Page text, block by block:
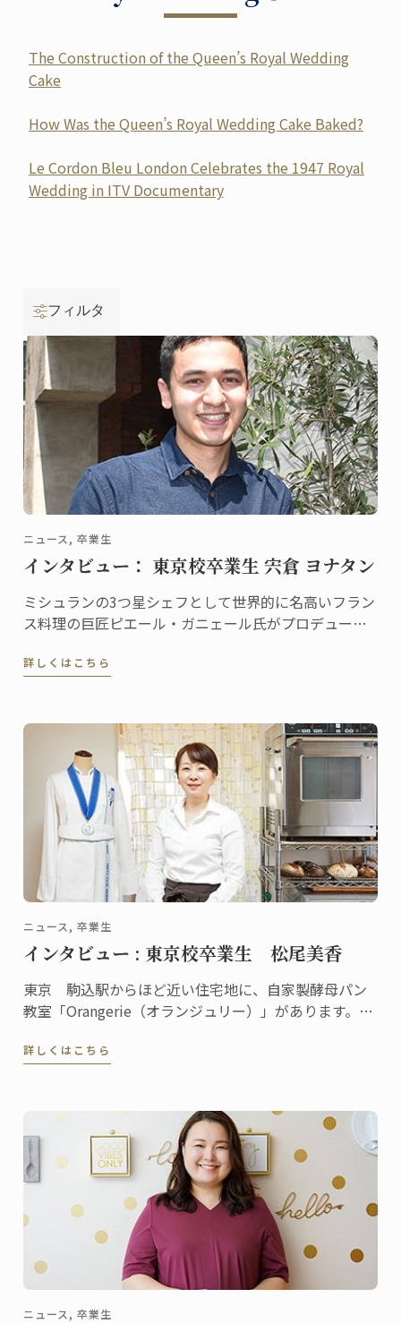
The Construction of the Queen’s Royal Wedding
Cake
How Was the Queen’s Royal Wedding Cake Baked?
Le Cordon Bleu London Celebrates the 1947 Royal
Wedding in ITV Documentary
フィルタ
ニュース, 卒業生
インタビュー： 東京校卒業生 宍倉 ヨナタン
ミシュランの3つ星シェフとして世界的に名高いフラン
ス料理の巨匠ピエール・ガニェール氏がプロデュース
ターコンチネンタルホテル東京にある同レストランに
詳しくはこちら
ニュース, 卒業生
インタビュー : 東京校卒業生 松尾美香
東京 駒込駅からほど近い住宅地に、自家製酵母パン
教室「Orangerie（オランジュリー）」があります。の
動画をアップしている人気の自家製パン教室を主宰し
詳しくはこちら
ニュース, 卒業生